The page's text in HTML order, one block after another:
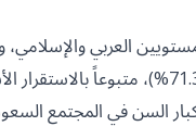
العربي
وكبار السن في المجتمع